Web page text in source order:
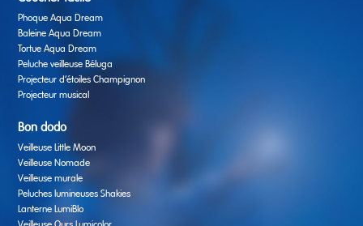
Phoque Aqua Dream
Baleine Aqua Dream
Tortue Aqua Dream
Peluche veilleuse Béluga
Projecteur d’étoiles Champignon
Projecteur musical
Bon dodo
Veilleuse Little Moon
Veilleuse Nomade
Veilleuse murale
Peluches lumineuses Shakies
Lanterne LumiBlo